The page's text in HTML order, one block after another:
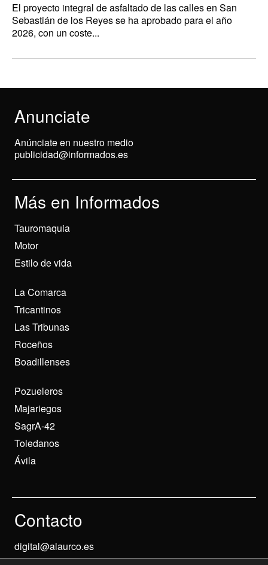
El proyecto integral de asfaltado de las calles en San
Sebastián de los Reyes se ha aprobado para el año
2026, con un coste...
Anunciate
Anúnciate en nuestro medio
publicidad@informados.es
Más en Informados
Tauromaquia
Motor
Estilo de vida
La Comarca
Tricantinos
Las Tribunas
Roceños
Boadillenses
Pozueleros
Majariegos
SagrA-42
Toledanos
Ávila
Contacto
digital@alaurco.es